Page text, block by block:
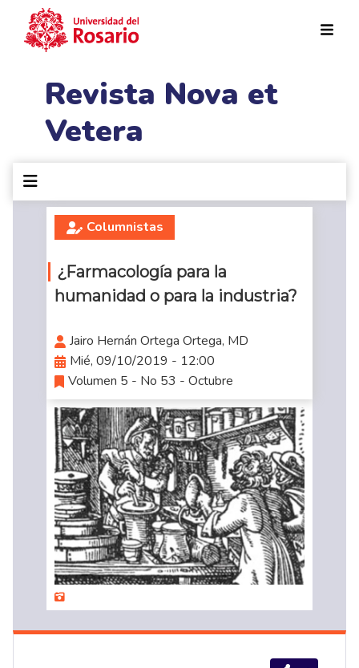
Revista Nova et
Vetera
Columnistas
¿Farmacología para la
humanidad o para la industria?
Jairo Hernán Ortega Ortega, MD
Mié, 09/10/2019 - 12:00
Volumen 5 - No 53 - Octubre